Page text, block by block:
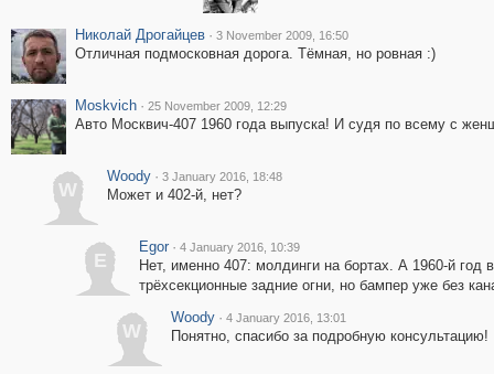
Николай Дрогайцев · 3 November 2009, 16:50
Отличная подмосковная дорога. Тёмная, но ровная :)
Moskvich · 25 November 2009, 12:29
Авто Москвич-407 1960 года выпуска! И судя по всему с
W
Woody · 3 January 2016, 18:48
Может и 402-й, нет?
E
Egor · 4 January 2016, 10:39
Нет, именно 407: молдинги на бортах. А 1960-й год
трёхсекционные задние огни, но бампер уже без
W
Woody · 4 January 2016, 13:01
Понятно, спасибо за подробную консультацию!